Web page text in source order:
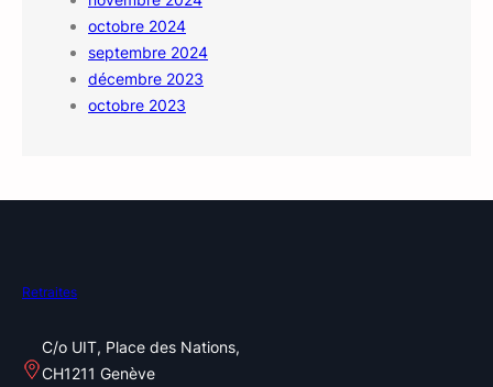
octobre 2024
septembre 2024
décembre 2023
octobre 2023
Retraites
C/o UIT, Place des Nations,
CH1211 Genève